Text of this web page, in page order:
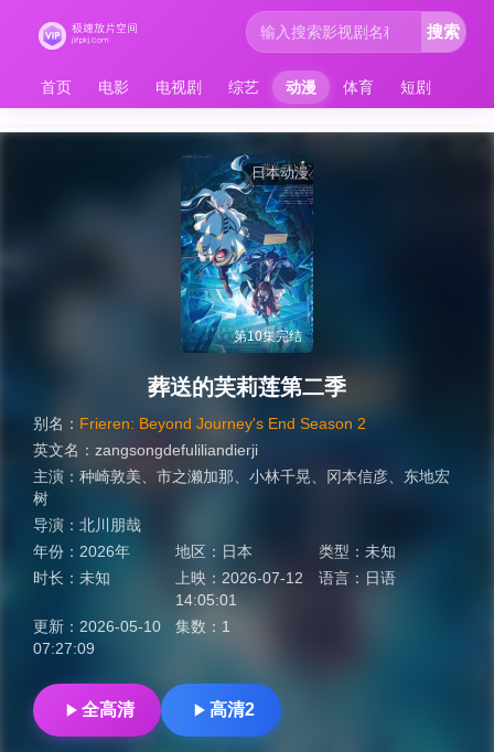
首页 电影 电视剧 综艺 动漫 体育 短剧
搜索
日本动漫
第10集完结
葬送的芙莉莲第二季
别名： Frieren: Beyond Journey's End Season 2
英文名： zangsongdefuliliandierji
主演： 种崎敦美 市之濑加那 小林千晃 冈本信彦
东地宏
树
导演： 北川朋哉
年份： 2026年 地区： 日本 类型： 未知
时长： 未知 上映： 2026-07-12
14:05:01
语言： 日语
更新： 2026-05-10
07:27:09
集数： 1
全高清 高清2